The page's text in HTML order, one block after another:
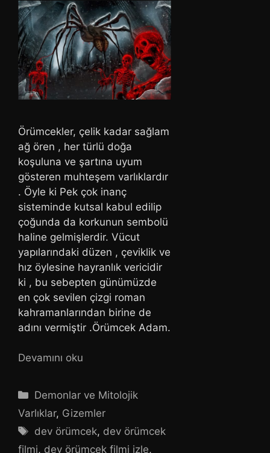
Örümcekler, çelik kadar sağlam
ağ ören , her türlü doğa
koşuluna ve şartına uyum
gösteren muhteşem varlıklardır
. Öyle ki Pek çok inanç
sisteminde kutsal kabul edilip
çoğunda da korkunun sembolü
haline gelmişlerdir. Vücut
yapılarındaki düzen , çeviklik ve
hız öylesine hayranlık vericidir
ki , bu sebepten günümüzde
en çok sevilen çizgi roman
kahramanlarından birine de
adını vermiştir .Örümcek Adam.
Devamını oku
Kategoriler
Demonlar ve Mitolojik
Varlıklar, Gizemler
Etiketler
dev örümcek, dev örümcek
filmi, dev örümcek filmi izle,